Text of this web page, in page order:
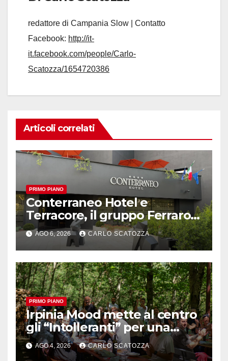
redattore di Campania Slow | Contatto
Facebook: http://it-
it.facebook.com/people/Carlo-
Scatozza/1654720386
Articoli correlati
PRIMO PIANO
Conterraneo Hotel e
Terracore, il gruppo Ferraro
amplia l’ ospitalità e il gusto
alle porte di Caserta
AGO 6, 2026 CARLO SCATOZZA
PRIMO PIANO
Irpinia Mood mette al centro
gli “Intolleranti” per una
rivoluzione sostenibile del
cibo
AGO 4, 2026 CARLO SCATOZZA